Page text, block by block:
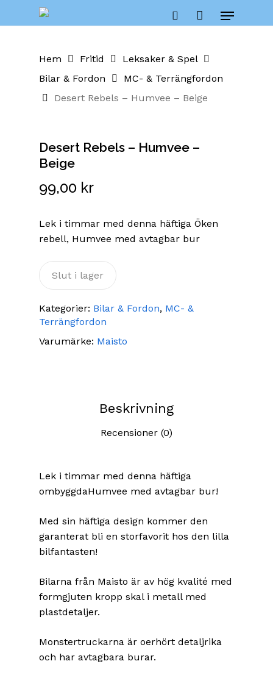
Menu
Cart Close
Hem Fritid
Leksaker & Spel
Bilar & Fordon
MC- & Terrängfordon
Desert Rebels – Humvee – Beige
Desert Rebels – Humvee –
Beige
99,00 kr
Lek i timmar med denna häftiga Öken
rebell, Humvee med avtagbar bur
Slut i lager
Kategorier: Bilar & Fordon, MC- &
Terrängfordon
Varumärke: Maisto
Beskrivning
Recensioner (0)
Lek i timmar med denna häftiga
ombyggdaHumvee med avtagbar bur!
Med sin häftiga design kommer den
garanterat bli en storfavorit hos den lilla
bilfantasten!
Bilarna från Maisto är av hög kvalité med
formgjuten kropp skal i metall med
plastdetaljer.
Monstertruckarna är oerhört detaljrika
och har avtagbara burar.